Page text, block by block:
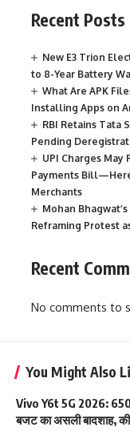
Recent Posts
New E3 Trion
to 8-Year Battery
What Are APK
Installing Apps on
RBI Retains Tata
Pending
UPI Charges May
Payments
Merchants
Mohan
Reframing Protest
Recent
No comments to
You Might Also
Vivo Y6t 5G 2026:
बजट का असली बादशाह,